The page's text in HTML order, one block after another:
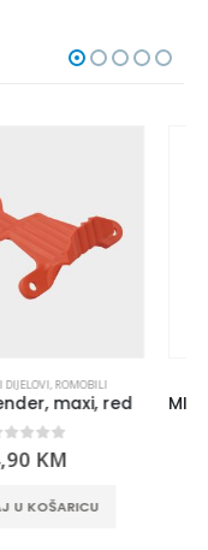
DIJELOVI,ROMOBILI
MICRO plastic linkage tube, scooter
0out of 5
4,90
U KOŠARICU